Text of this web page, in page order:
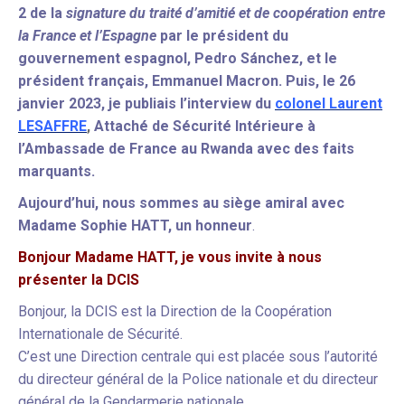
2 de la signature du traité d’amitié et de coopération entre
la France et l’Espagne par le président du
gouvernement espagnol, Pedro Sánchez, et le
président français, Emmanuel Macron. Puis, le 26
janvier 2023, je publiais l’interview du colonel Laurent
LESAFFRE, Attaché de Sécurité Intérieure à
l’Ambassade de France au Rwanda avec des faits
marquants.
Aujourd’hui, nous sommes au siège amiral avec
Madame Sophie HATT, un honneur.
Bonjour Madame HATT, je vous invite à nous
présenter la DCIS
Bonjour, la DCIS est la Direction de la Coopération
Internationale de Sécurité.
C’est une Direction centrale qui est placée sous l’autorité
du directeur général de la Police nationale et du directeur